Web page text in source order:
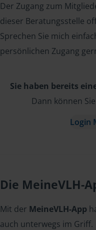
Der Zugang zum
dieser Beratungsstelle
Sprechen Sie mich
persönlichen Zugang
Sie haben bereits
Dann können
Login
Die MeineVLH-
Mit der MeineVLH-App
auch unterwegs im Griff.